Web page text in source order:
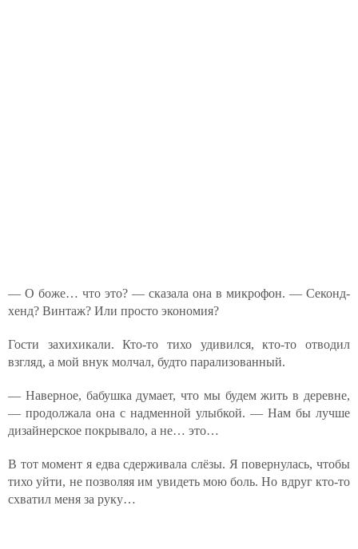
— О боже… что это? — сказала она в микрофон. — Секонд-
хенд? Винтаж? Или просто экономия?
Гости захихикали. Кто-то тихо удивился, кто-то отводил
взгляд, а мой внук молчал, будто парализованный.
— Наверное, бабушка думает, что мы будем жить в деревне,
— продолжала она с надменной улыбкой. — Нам бы лучше
дизайнерское покрывало, а не… это…
В тот момент я едва сдерживала слёзы. Я повернулась, чтобы
тихо уйти, не позволяя им увидеть мою боль. Но вдруг кто-то
схватил меня за руку…